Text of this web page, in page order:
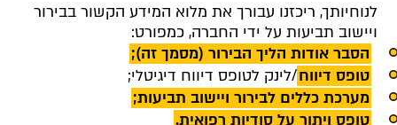
לנוחיותך, ריכזנו עבורך את מלוא המידע הקשור בבירור
ויישוב תביעות על ידי החברה, כמפורט:
הסבר אודות הליך הבירור (מסמך זה);
טופס דיווח/לינק לטופס דיווח דיגיטלי;
מערכת כללים לבירור ויישוב תביעות;
טופס ויתור על סודיות רפואית.